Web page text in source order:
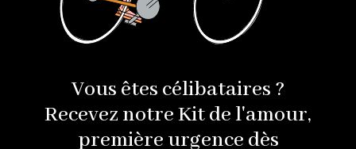
Vous êtes célibataires ?
Recevez notre Kit de l'amour,
première urgence dès